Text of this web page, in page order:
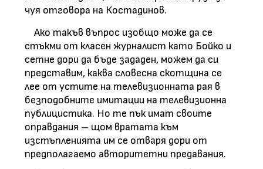
чуя отговора на Костадинов.
Ако такъв въпрос изобщо може да се
стъкми от класен журналист като Бойко и
сетне дори да бъде зададен, можем да си
представим, каква словесна скотщина се
лее от устите на телевизионната рая в
безподобните имитации на телевизионна
публицистика. Но те пък имат своите
оправдания – щом вратата към
изстъпленията им се отваря дори от
предполагаемо авторитетни предавания.